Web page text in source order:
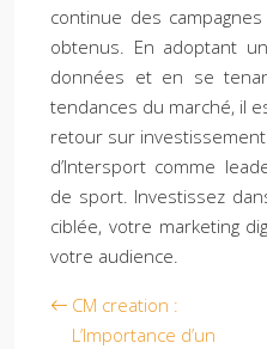
continue des
obtenus. En adoptant
données et en se
tendances du marché, il
retour sur
d’Intersport comme
de sport. Investissez
ciblée, votre marketing
votre audience.
CM creation :
L’Importance d’un